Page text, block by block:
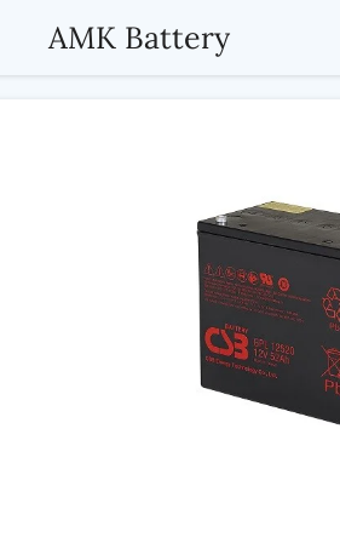
AMK Battery